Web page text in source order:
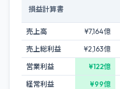
損益計算書
売上高 ¥7,164億
売上総利益
¥2,163億
営業利益
¥122億
経常利益
¥99億